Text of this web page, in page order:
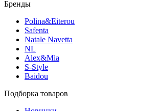
Бренды
Polina&Eiterou
Safenta
Natale Navetta
NL
Alex&Mia
S-Style
Baidou
Подборка товаров